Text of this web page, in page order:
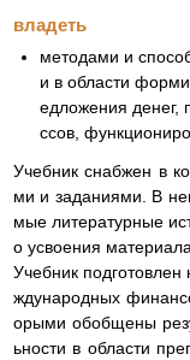
владеть
методами и
и в области
едложения денег,
ссов,
Учебник снабжен в
ми и заданиями. В
мые литературные
о усвоения материала.
Учебник
ждународных
орыми обобщены
ьности в области